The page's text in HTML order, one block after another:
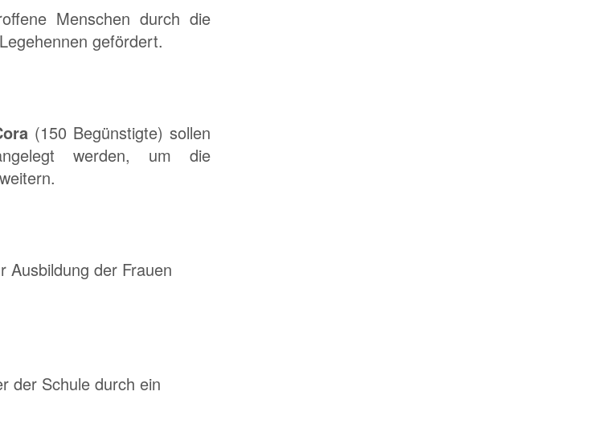
Menschen durch die
gefördert.
(150 Begünstigte) sollen
werden, um die
Ausbildung der Frauen
der Schule durch ein